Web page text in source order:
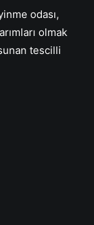
odası,
olmak
tescilli